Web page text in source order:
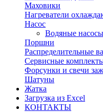
Маховики
Нагреватели
Насос
Водяные насосы
Поршни
Распределительные
Сервисные
Форсунки и свечи
Шатуны
Жатка
Загрузка из Excel
КОНТАКТЫ